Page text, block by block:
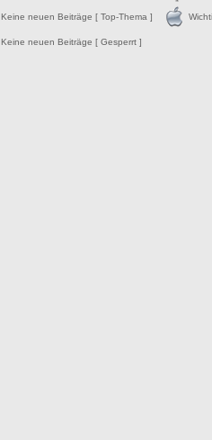
Keine neuen Beiträge [ Top-Thema ]
Keine neuen Beiträge [ Gesperrt ]